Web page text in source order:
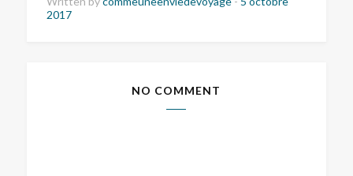
2017
NO COMMENT